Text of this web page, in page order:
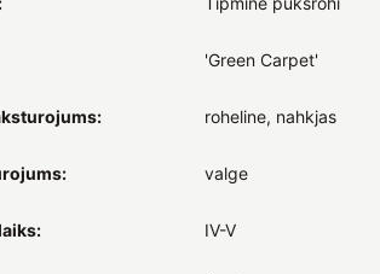
'Green Carpet'
roheline, nahkjas
valge
IV-V